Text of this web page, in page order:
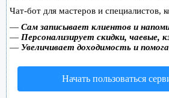
Чат-бот для мастеров и специалистов,
— Сам записывает клиентов и
— Персонализирует скидки, чаевые,
— Увеличивает доходимость и
Начать пользоваться